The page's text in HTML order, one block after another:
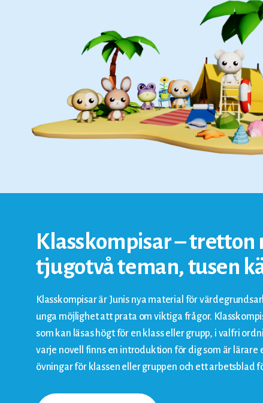
Klasskompisar – tretton
tjugotvå teman, tusen
Klasskompisar är Junis nya material för
unga möjlighet att prata om viktiga frågor.
som kan läsas högt för en klass eller grupp, i valfri
varje novell finns en introduktion för dig som är lärare
övningar för klassen eller gruppen och ett arbetsblad